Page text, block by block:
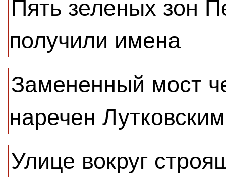
Пять зеленых зон
получили имена
Замененный мост
наречен Лутковским
Улице вокруг